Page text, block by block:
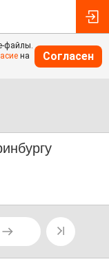
файлы.
на
Согласен